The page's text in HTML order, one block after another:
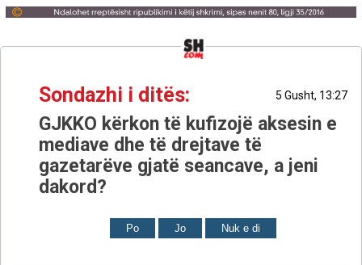
Sondazhi i ditës: 5 Gusht, 13:27
GJKKO kërkon të kufizojë aksesin e
mediave dhe të drejtave të
gazetarëve gjatë seancave, a jeni
dakord?
Po Jo Nuk e di